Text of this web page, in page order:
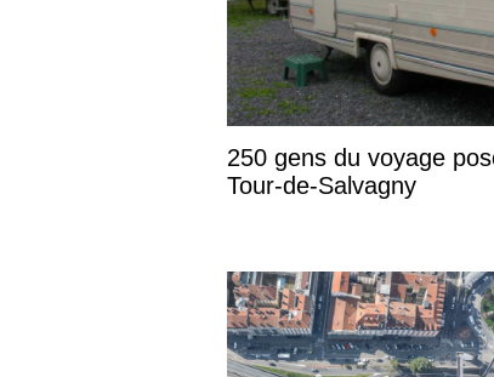
250 gens du voyage
Tour-de-Salvagny